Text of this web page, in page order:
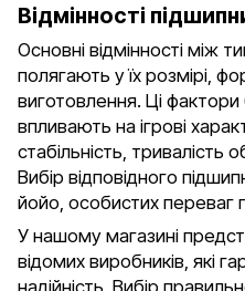
Відмінності
Основні відмінності між
полягають у їх розмірі,
виготовлення. Ці
впливають на ігрові
стабільність, тривалість
Вибір відповідного
йойо, особистих переваг
У нашому магазині
відомих виробників, які
надійність. Вибір